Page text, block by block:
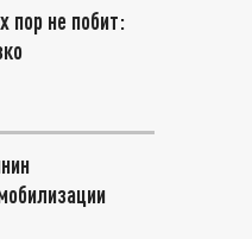
пор не побит: